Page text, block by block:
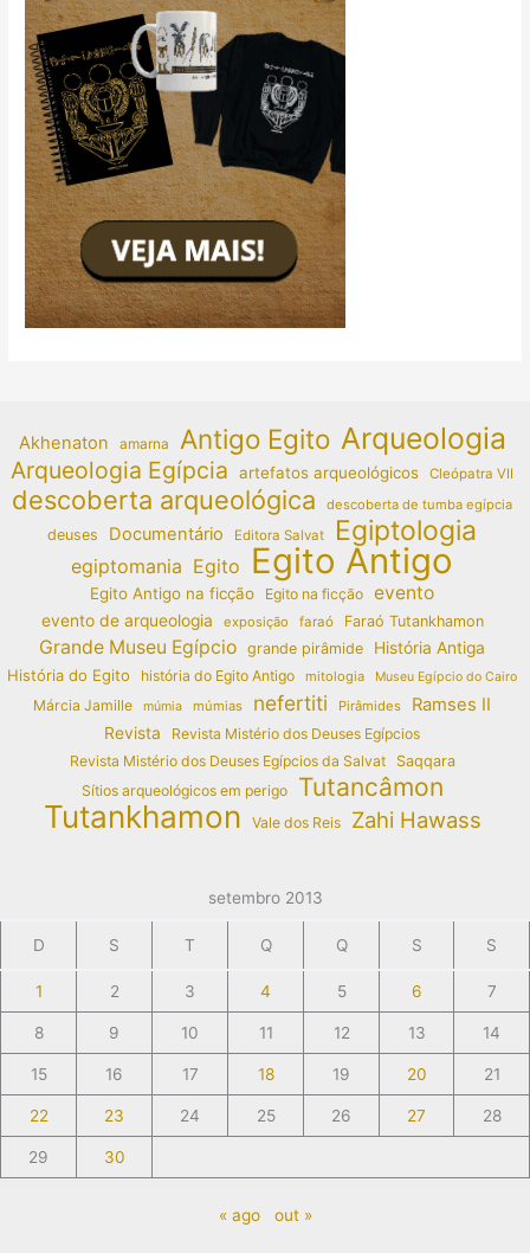
Akhenaton amarna Antigo Egito Arqueologia
Arqueologia Egípcia artefatos arqueológicos Cleópatra VII
descoberta arqueológica descoberta de tumba egípcia
deuses Documentário Editora Salvat Egiptologia
egiptomania Egito Egito Antigo
Egito Antigo na ficção Egito na ficção evento
evento de arqueologia exposição faraó Faraó Tutankhamon
Grande Museu Egípcio grande pirâmide
História Antiga
História do Egito
história do Egito Antigo mitologia Museu Egípcio do Cairo
Márcia Jamille múmia múmias nefertiti Pirâmides Ramses II
Revista
Revista Mistério dos Deuses Egípcios
Revista Mistério dos Deuses Egípcios da Salvat
Saqqara
Sítios arqueológicos em perigo
Tutancâmon
Tutankhamon Vale dos Reis Zahi Hawass
setembro 2013
D S T Q Q S S
1 2 3 4 5 6 7
8 9 10 11 12 13 14
15 16 17 18 19 20 21
22 23 24 25 26 27 28
29 30
« ago out »